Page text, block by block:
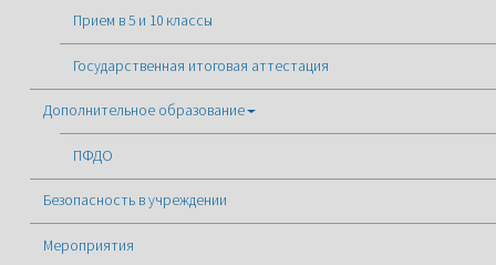
Прием в 5 и 10 классы
Государственная итоговая аттестация
Дополнительное образование
ПФДО
Безопасность в учреждении
Мероприятия